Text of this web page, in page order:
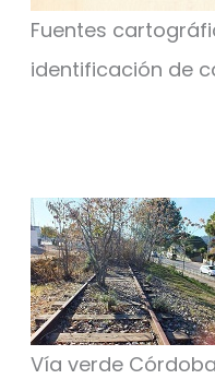
Fuentes
identificación de
Vía verde